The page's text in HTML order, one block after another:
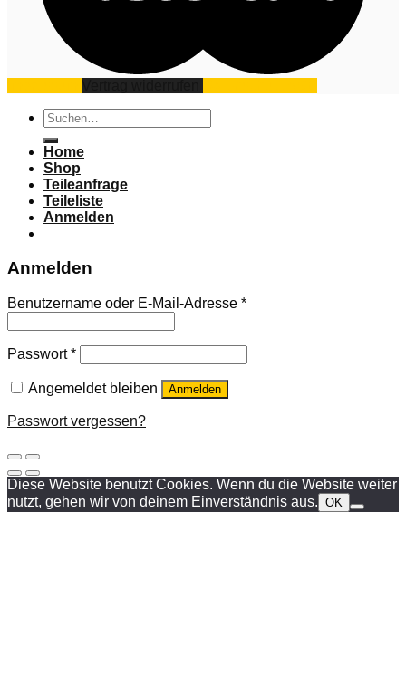
Suchen
nach:
Home
Shop
Teileanfrage
Teileliste
Anmelden
Anmelden
Benutzername oder E-Mail-Adresse *
Passwort*
Angemeldet bleiben Anmelden
Passwort vergessen?
Diese Website benutzt Cookies. Wenn du die Website weiter
nutzt, gehen wir von deinem Einverständnis aus. OK